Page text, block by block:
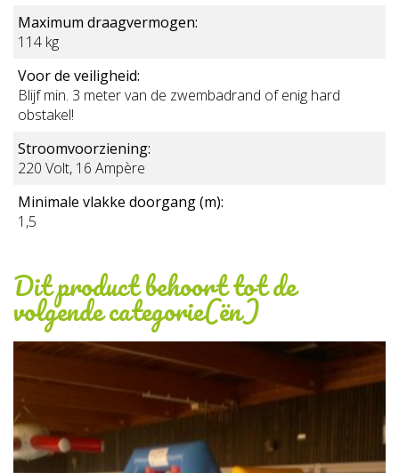
Maximum draagvermogen:
114 kg
Voor de veiligheid:
Blijf min. 3 meter van de zwembadrand of enig hard
obstakel!
Stroomvoorziening:
220 Volt, 16 Ampère
Minimale vlakke doorgang (m):
1,5
Dit product behoort tot de
volgende categorie(ën)